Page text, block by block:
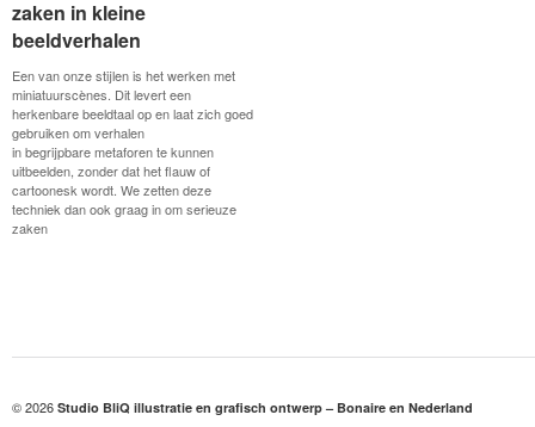
zaken in kleine
beeldverhalen
Een van onze stijlen is het werken met
miniatuurscènes. Dit levert een
herkenbare beeldtaal op en laat zich goed
gebruiken om verhalen
in begrijpbare metaforen te kunnen
uitbeelden, zonder dat het flauw of
cartoonesk wordt. We zetten deze
techniek dan ook graag in om serieuze
zaken
zaken in kleine
beeldverhalen
© 2026 Studio BliQ illustratie en grafisch ontwerp – Bonaire en Nederland